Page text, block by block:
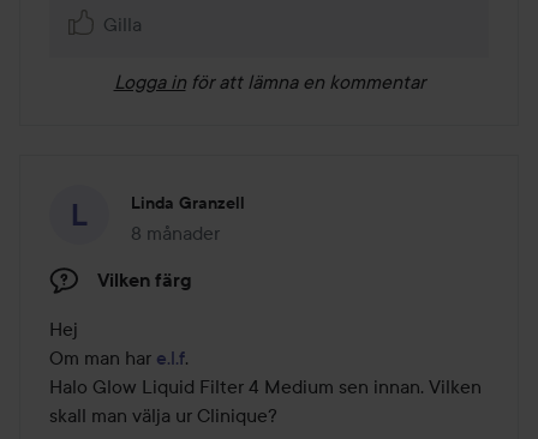
Gilla
Logga in för att lämna en kommentar
Linda Granzell
8 månader
Inlägget skapades 8 månader
Vilken färg
Hej
Om man har e.l.f.
Halo Glow Liquid Filter 4 Medium sen innan. Vilken
skall man välja ur Clinique?